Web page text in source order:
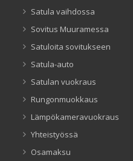
Satula vaihdossa
Sovitus Muuramessa
Satuloita sovitukseen
Satula-auto
Satulan vuokraus
Rungonmuokkaus
Lämpökameravuokraus
Yhteistyössä
Osamaksu